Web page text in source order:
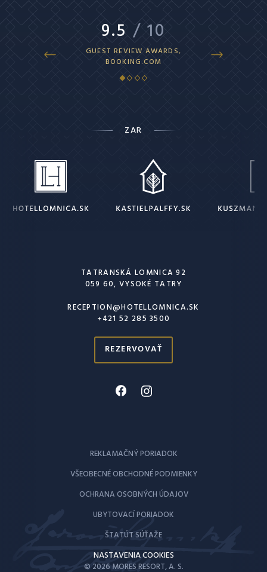
9.5 / 10
GUEST REVIEW AWARDS,
BOOKING.COM
SUPERB,
ZAR
TATRANSKÁ LOMNICA 92
059 60, VYSOKÉ TATRY
REZERVOVAŤ
RECEPTION@HOTELLOMNICA.SK
+421 52 285 3500
REKLAMAČNÝ PORIADOK
VŠEOBECNÉ OBCHODNÉ PODMIENKY
OCHRANA OSOBNÝCH ÚDAJOV
UBYTOVACÍ PORIADOK
ŠTATÚT SÚŤAŽE
NASTAVENIA COOKIES
© 2026 MORES RESORT, A. S.